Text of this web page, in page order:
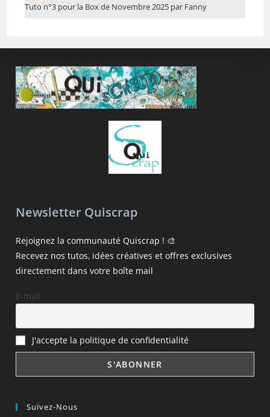
Tuto n°3 pour la Box de Novembre 2025 par Fanny
Newsletter Quiscrap
Rejoignez la communauté Quiscrap ! 🎨
Recevez nos tutos, idées créatives et offres exclusives
directement dans votre boîte mail
E-mail
J'accepte la politique de confidentialité
Suivez-Nous